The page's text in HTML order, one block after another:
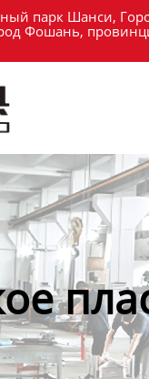
парк Шанси,
Фошань,